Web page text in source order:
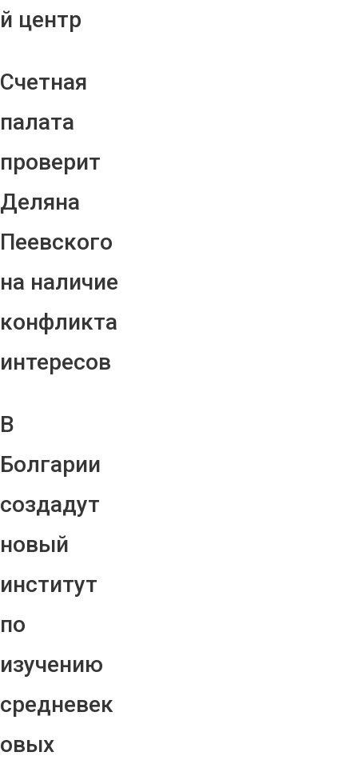
й центр
Счетная
палата
проверит
Деляна
Пеевского
на наличие
конфликта
интересов
В
Болгарии
создадут
новый
институт
по
изучению
средневек
овых